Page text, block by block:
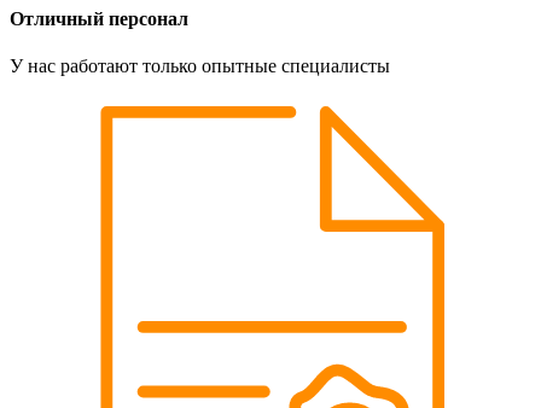
Отличный персонал
У нас работают только опытные специалисты